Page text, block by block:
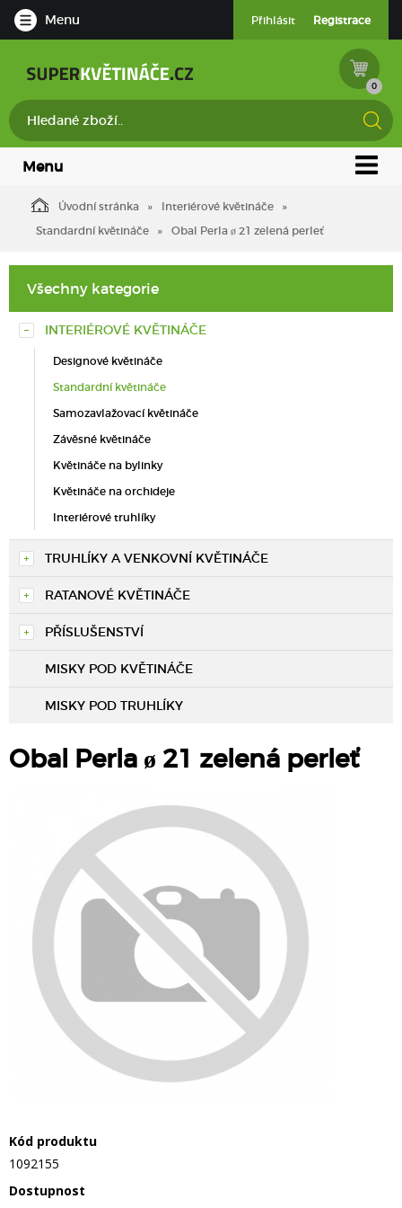
Menu Přihlásit Registrace
0
Menu
Úvodní stránka
Interiérové květináče
Standardní květináče
Obal Perla ø 21 zelená perleť
Všechny kategorie
INTERIÉROVÉ KVĚTINÁČE
Designové květináče
Standardní květináče
Samozavlažovací květináče
Závěsné květináče
Květináče na bylinky
Květináče na orchideje
Interiérové truhlíky
TRUHLÍKY A VENKOVNÍ KVĚTINÁČE
RATANOVÉ KVĚTINÁČE
PŘÍSLUŠENSTVÍ
MISKY POD KVĚTINÁČE
MISKY POD TRUHLÍKY
Obal Perla ø 21 zelená perleť
Kód produktu
1092155
Dostupnost